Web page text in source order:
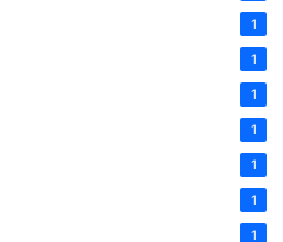
1
1
1
1
1
1
1